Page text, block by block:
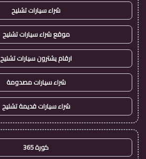
شراء سيارات تشليح
موقع شراء سيارات تشليح
ارقام يشترون سيارات تشليح
شراء سيارات مصدومة
شراء سيارات قديمة تشليح
كورة 365